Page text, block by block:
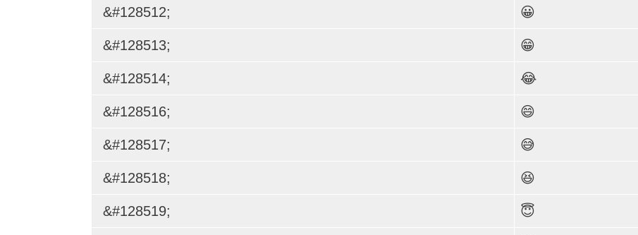
&#128512; 😀
&#128513; 😁
&#128514; 😂
&#128516; 😄
&#128517; 😅
&#128518; 😆
&#128519; 😇